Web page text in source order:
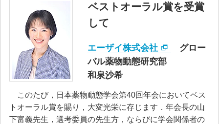
ベストオーラル賞を受賞
して
エーザイ株式会社
グロー
バル薬物動態研究部
和泉沙希
このたび，日本薬物動態学会第40回年会においてベス
トオーラル賞を賜り，大変光栄に存じます．年会長の山
下富義先生，選考委員の先生方，ならびに学会関係者の